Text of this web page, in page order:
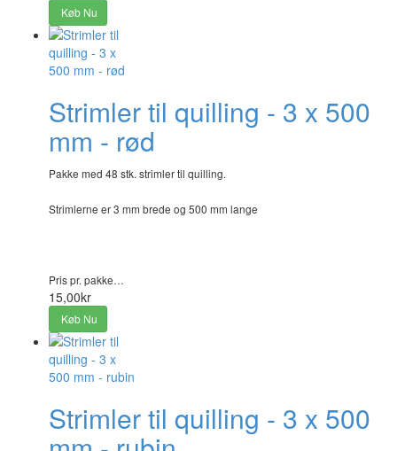
Køb Nu
Strimler til quilling - 3 x 500
mm - rød
Pakke med 48 stk. strimler til quilling.
Strimlerne er 3 mm brede og 500 mm lange
Pris pr. pakke…
15,00kr
Køb Nu
Strimler til quilling - 3 x 500